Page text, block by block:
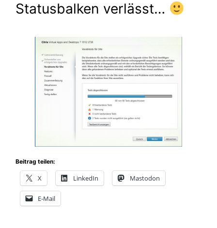
Statusbalken verlässt…
Beitrag teilen:
X LinkedIn Mastodon
E-Mail